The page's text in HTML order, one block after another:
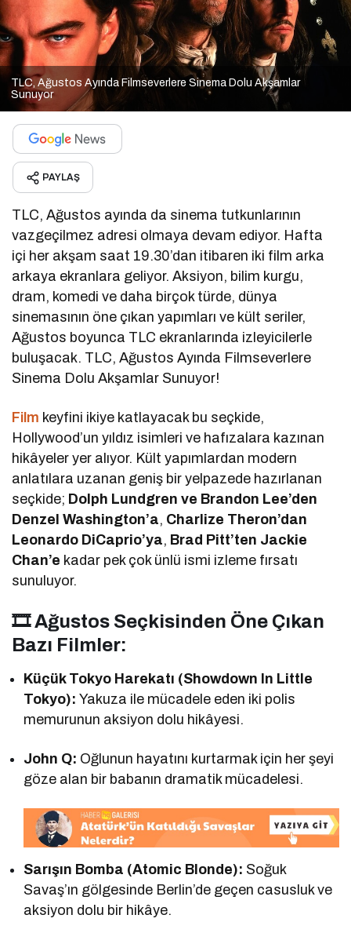
TLC, Ağustos Ayında Filmseverlere Sinema Dolu Akşamlar
Sunuyor
PAYLAŞ
TLC, Ağustos ayında da sinema tutkunlarının
vazgeçilmez adresi olmaya devam ediyor. Hafta
içi her akşam saat 19.30’dan itibaren iki film arka
arkaya ekranlara geliyor. Aksiyon, bilim kurgu,
dram, komedi ve daha birçok türde, dünya
sinemasının öne çıkan yapımları ve kült seriler,
Ağustos boyunca TLC ekranlarında izleyicilerle
buluşacak. TLC, Ağustos Ayında Filmseverlere
Sinema Dolu Akşamlar Sunuyor!
Film keyfini ikiye katlayacak bu seçkide,
Hollywood’un yıldız isimleri ve hafızalara kazınan
hikâyeler yer alıyor. Kült yapımlardan modern
anlatılara uzanan geniş bir yelpazede hazırlanan
seçkide; Dolph Lundgren ve Brandon Lee’den
Denzel Washington’a, Charlize Theron’dan
Leonardo DiCaprio’ya, Brad Pitt’ten Jackie
Chan’e kadar pek çok ünlü ismi izleme fırsatı
sunuluyor.
🎞 Ağustos Seçkisinden Öne Çıkan
Bazı Filmler:
Küçük Tokyo Harekatı (Showdown In Little
Tokyo): Yakuza ile mücadele eden iki polis
memurunun aksiyon dolu hikâyesi.
John Q: Oğlunun hayatını kurtarmak için her şeyi
göze alan bir babanın dramatik mücadelesi.
Sarışın Bomba (Atomic Blonde): Soğuk
Savaş’ın gölgesinde Berlin’de geçen casusluk ve
aksiyon dolu bir hikâye.